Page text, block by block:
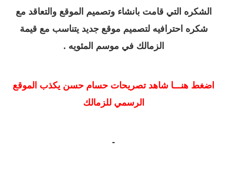
الشكره التي قامت بانشاء وتصميم الموقع والتعاقد مع
شكره احترافيه لتصميم موقع جديد يتناسب مع قيمة
الزمالك في موسم المئويه .
اضغط هنـــا شاهد تصريحات حسام حسن يكذب الموقع
الرسمي للزمالك
-